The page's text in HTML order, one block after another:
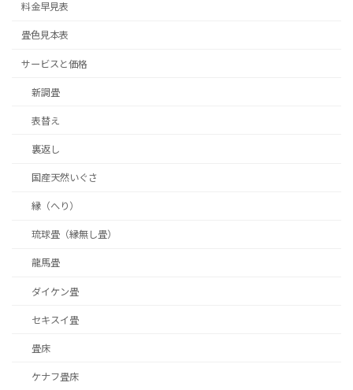
料金早見表
畳色見本表
サービスと価格
新調畳
表替え
裏返し
国産天然いぐさ
縁（へり）
琉球畳（縁無し畳）
龍馬畳
ダイケン畳
セキスイ畳
畳床
ケナフ畳床